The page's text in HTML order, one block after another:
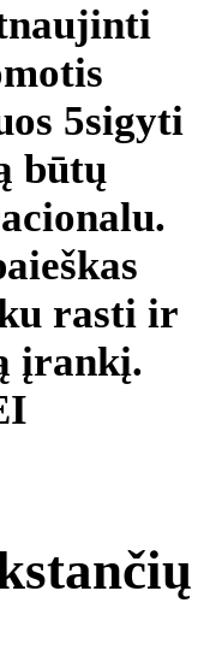
5sigyti
būtų
rasti ir
įrankį.